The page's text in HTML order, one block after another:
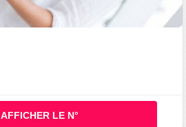
AFFICHER LE N°